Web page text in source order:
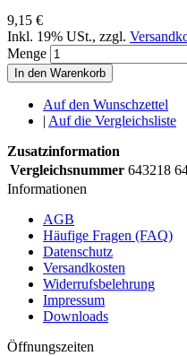
9,15 €
Inkl. 19% USt., zzgl.
Menge
In den Warenkorb
Auf den Wunschzettel
| Auf die Vergleichsliste
Zusatzinformation
Vergleichsnummer 643218
Informationen
AGB
Häufige Fragen (FAQ)
Datenschutz
Versandkosten
Widerrufsbelehrung
Impressum
Downloads
Öffnungszeiten